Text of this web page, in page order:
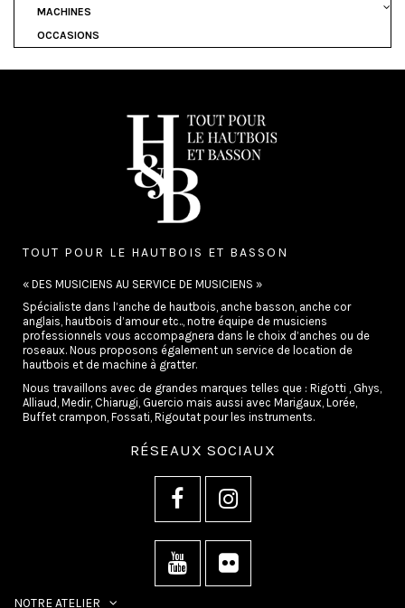
MACHINES
OCCASIONS
TOUT POUR LE HAUTBOIS ET BASSON
« DES MUSICIENS AU SERVICE DE MUSICIENS »
Spécialiste dans l’anche de hautbois, anche basson, anche cor
anglais, hautbois d’amour etc.., notre équipe de musiciens
professionnels vous accompagnera dans le choix d’anches ou de
roseaux. Nous proposons également un service de location de
hautbois et de machine à gratter.
Nous travaillons avec de grandes marques telles que : Rigotti , Ghys,
Alliaud, Medir, Chiarugi, Guercio mais aussi avec Marigaux, Lorée,
Buffet crampon, Fossati, Rigoutat pour les instruments.
RÉSEAUX SOCIAUX
NOTRE ATELIER